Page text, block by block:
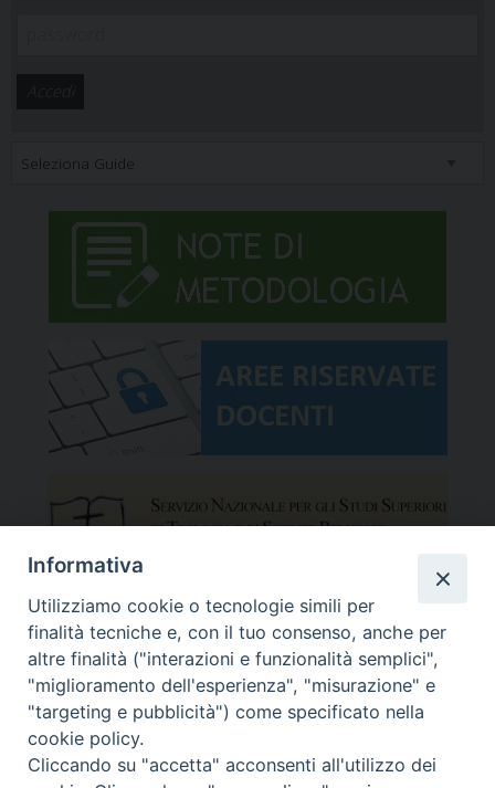
Informativa
Utilizziamo cookie o tecnologie simili per
finalità tecniche e, con il tuo consenso, anche per
altre finalità ("interazioni e funzionalità semplici",
"miglioramento dell'esperienza", "misurazione" e
"targeting e pubblicità") come specificato nella
cookie policy.
Cliccando su "accetta" acconsenti all'utilizzo dei